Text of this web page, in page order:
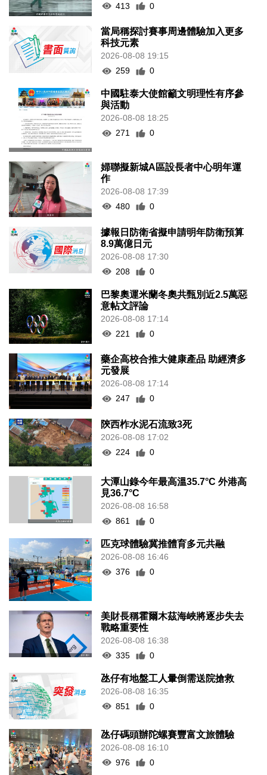
413
0
當局稱探討賽事周邊體驗加入更多
科技元素
2026-08-08 19:15
259
0
中國駐泰大使館籲文明理性有序參
與活動
2026-08-08 18:25
271
0
婦聯擬新城A區設長者中心明年運
作
2026-08-08 17:39
480
0
據報日防衛省擬申請明年防衛預算
8.9萬億日元
2026-08-08 17:30
208
0
巴黎奧運米蘭冬奧共甄別近2.5萬惡
意帖文評論
2026-08-08 17:14
221
0
藥企高校合推大健康產品 助經濟多
元發展
2026-08-08 17:14
247
0
陝西柞水泥石流致3死
2026-08-08 17:02
224
0
大潭山錄今年最高溫35.7°C 外港高
見36.7°C
2026-08-08 16:58
861
0
匹克球體驗冀推體育多元共融
2026-08-08 16:46
376
0
美財長稱霍爾木茲海峽將逐步失去
戰略重要性
2026-08-08 16:38
335
0
氹仔有地盤工人暈倒需送院搶救
2026-08-08 16:35
851
0
氹仔碼頭辦陀螺賽豐富文旅體驗
2026-08-08 16:10
976
0